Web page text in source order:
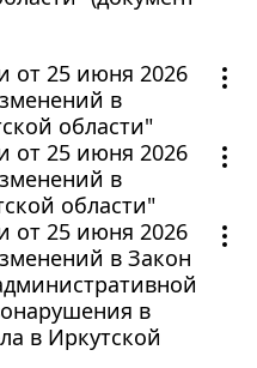
от 25 июня 2026
в
области"
от 25 июня 2026
в
области"
от 25 июня 2026
в Закон
в
в Иркутской